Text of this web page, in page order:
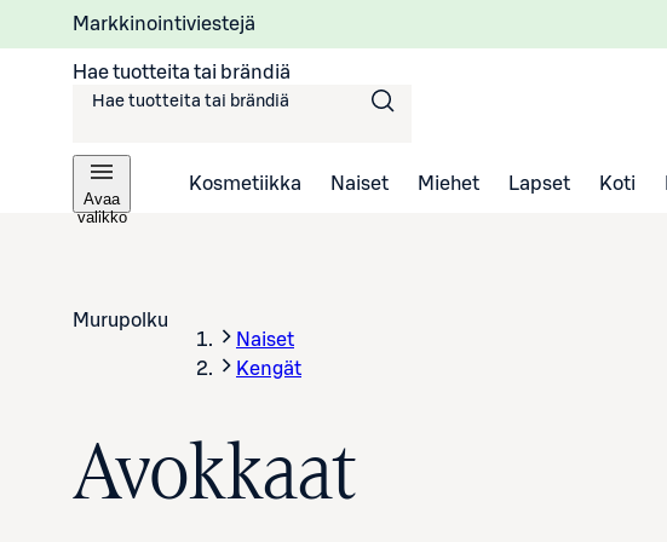
Markkinointiviestejä
Hae tuotteita tai brändiä
Avaa
valikko
Kosmetiikka Naiset Miehet Lapset Koti
Murupolku
Naiset
Kengät
Avokkaat